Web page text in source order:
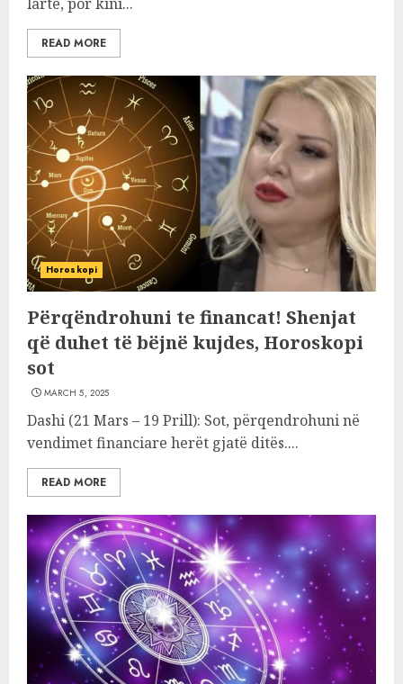
READ MORE
Horoskopi
Përqëndrohuni te financat! Shenjat
që duhet të bëjnë kujdes, Horoskopi
sot
MARCH 5, 2025
Dashi (21 Mars – 19 Prill): Sot, përqendrohuni në
vendimet financiare herët gjatë ditës....
READ MORE